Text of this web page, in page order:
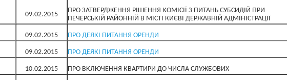
09.02.2015
ПРО ЗАТВЕРДЖЕННЯ РІШЕННЯ КОМІСІЇ З ПИТАНЬ СУБСИДІЙ ПРИ
ПЕЧЕРСЬКІЙ РАЙОННІЙ В МІСТІ КИЄВІ ДЕРЖАВНІЙ АДМІНІСТРАЦІЇ
09.02.2015 ПРО ДЕЯКІ ПИТАННЯ ОРЕНДИ
09.02.2015 ПРО ДЕЯКІ ПИТАННЯ ОРЕНДИ
10.02.2015 ПРО ВКЛЮЧЕННЯ КВАРТИРИ ДО ЧИСЛА СЛУЖБОВИХ